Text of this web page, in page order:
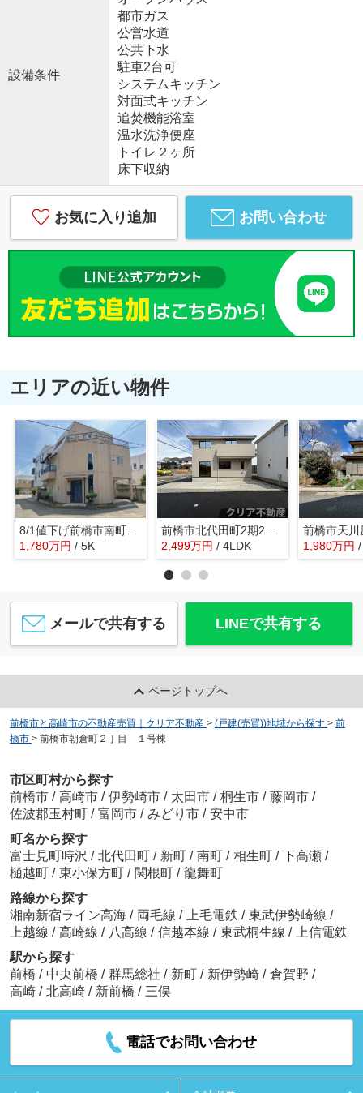
設備条件
都市ガス
公営水道
公共下水
駐車2台可
システムキッチン
対面式キッチン
追焚機能浴室
温水洗浄便座
トイレ２ヶ所
床下収納
お気に入り追加 お問い合わせ
エリアの近い物件
8/1値下げ前橋市南町三丁目 中古住宅
1,780万円 / 5K
2,499万円 / 4LDK 1,980万円
メールで共有する LINEで共有する
ページトップへ
前橋市と高崎市の不動産売買｜クリア不動産 > (戸建(売買))地域から探す > 前
橋市 > 前橋市朝倉町２丁目 １号棟
市区町村から探す
前橋市 / 高崎市 / 伊勢崎市 / 太田市 / 桐生市 / 藤岡市 /
佐波郡玉村町 / 富岡市 / みどり市 / 安中市
町名から探す
富士見町時沢 / 北代田町 / 新町 / 南町 / 相生町 / 下高瀬 /
樋越町 / 東小保方町 / 関根町 / 龍舞町
路線から探す
湘南新宿ライン高海 / 両毛線 / 上毛電鉄 / 東武伊勢崎線 /
上越線 / 高崎線 / 八高線 / 信越本線 / 東武桐生線 /
上信電鉄
駅から探す
前橋 / 中央前橋 / 群馬総社 / 新町 / 新伊勢崎 / 倉賀野 /
高崎 / 北高崎 / 新前橋 / 三俣
電話でお問い合わせ